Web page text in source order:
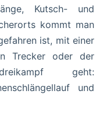
Kutsch- und
kommt man
ist, mit einer
Trecker oder der
geht:
und